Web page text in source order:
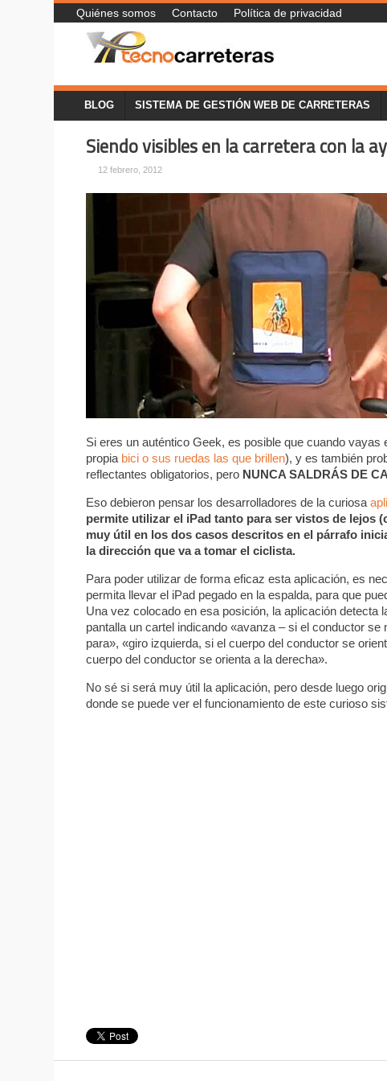
Quiénes somos Contacto Política de privacidad
BLOG SISTEMA DE GESTIÓN WEB DE CARRETERAS
Siendo visibles en la carretera con la
12 febrero, 2012
Si eres un auténtico Geek, es posible que cuando
propia bici o sus ruedas las que brillen), y es también
reflectantes obligatorios, pero NUNCA SALDRÁS DE
Eso debieron pensar los desarrolladores de la curiosa
permite utilizar el iPad tanto para ser vistos de lejos
muy útil en los dos casos descritos en el párrafo
la dirección que va a tomar el ciclista.
Para poder utilizar de forma eficaz esta aplicación, es
permita llevar el iPad pegado en la espalda, para que
Una vez colocado en esa posición, la aplicación
pantalla un cartel indicando «avanza – si el conductor
para», «giro izquierda, si el cuerpo del conductor se
cuerpo del conductor se orienta a la derecha».
No sé si será muy útil la aplicación, pero desde luego
donde se puede ver el funcionamiento de este curioso